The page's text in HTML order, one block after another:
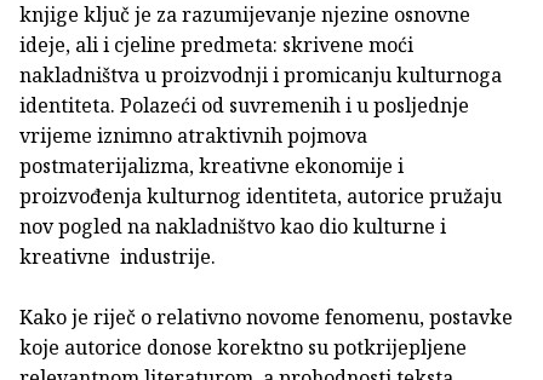
knjige ključ je za razumijevanje njezine osnovne
ideje, ali i cjeline predmeta: skrivene moći
nakladništva u proizvodnji i promicanju kulturnoga
identiteta. Polazeći od suvremenih i u posljednje
vrijeme iznimno atraktivnih pojmova
postmaterijalizma, kreativne ekonomije i
proizvođenja kulturnog identiteta, autorice pružaju
nov pogled na nakladništvo kao dio kulturne i
kreativne industrije.
Kako je riječ o relativno novome fenomenu, postavke
koje autorice donose korektno su potkrijepljene